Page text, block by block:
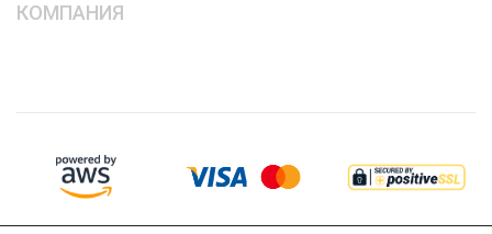
КОМПАНИЯ